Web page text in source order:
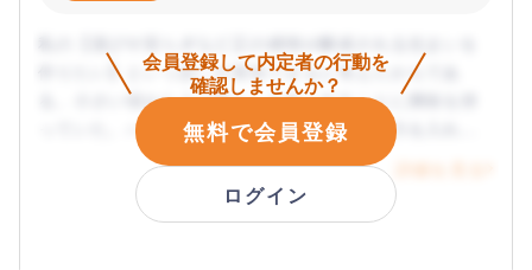
作りたい】という想いを実現できると考えたからであ
る。小さい頃から人の暮らしを良くすることに興味を持
っていた。ハード面だけでなくソフト面にも力を入れて
いる三井不動産レジデンシャルなら想いを実現するため
に意欲的に働けると考えた。
会員登録して内定者の行動を
確認しませんか？
無料で会員登録
ログイン